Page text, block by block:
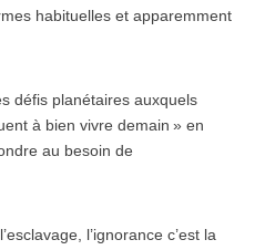
habituelles et apparemment
défis planétaires auxquels
à bien vivre demain » en
au besoin de
l’ignorance c’est la